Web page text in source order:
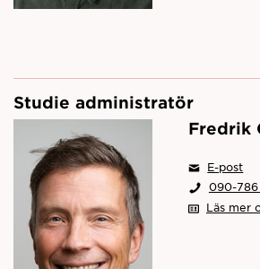
Studie administratör
Fredrik
E-post
090-
Läs mer